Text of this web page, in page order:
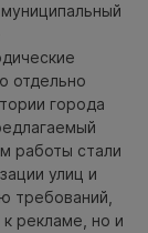
отдельно
города
работы стали
улиц и
требований,
рекламе, но и